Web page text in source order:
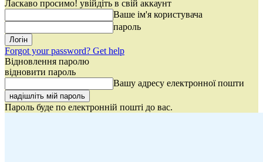
Ласкаво просимо! увійдіть в свій аккаунт
Ваше ім'я користувача
пароль
Forgot your password? Get help
Відновлення паролю
відновити пароль
Вашу адресу електронної пошти
Пароль буде по електронній пошті до вас.